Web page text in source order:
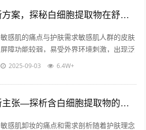
解锁敏感肌护肤新方案，探秘白细胞提取物在舒缓修护型化妆水中的核心价值
敏感肌的痛点与护肤需求敏感肌人群的皮肤
屏障功能较弱，易受外界环境刺激，出现泛
红、干燥、瘙痒等问题，传统护肤品中的酒
2025-09-03 6.4W+
敏感肌科学卸妆新主张—探析含白细胞提取物的温和卸妆水原料优势
敏感肌卸妆的痛点和需求剖析随着护肤理念